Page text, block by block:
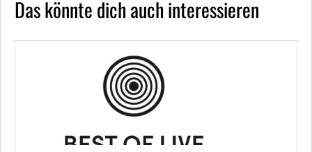
Das könnte dich auch interessieren